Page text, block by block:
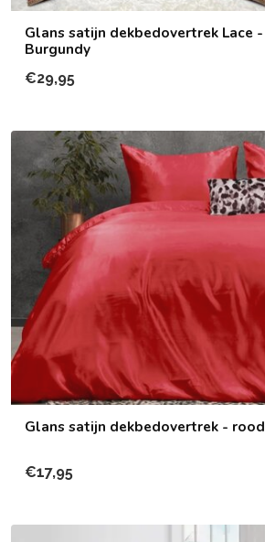
Glans satijn dekbedovertrek Lace -
Burgundy
€29,95
Glans satijn dekbedovertrek - rood
€17,95